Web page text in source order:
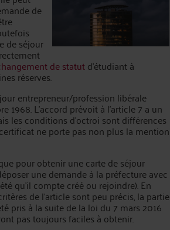
de
de séjour
de statutd’étudiant à
réserves.
entrepreneur/profession libérale
1968. L’accord prévoit à l’article 7 a un
les conditions d’octroi sont différences
ne porte pas non plus la mention
pour obtenir une carte de séjour
une demande à la préfecture avec
qu’il compte créé ou rejoindre). En
de l’article sont peu précis, la partie
pris à la suite de la loi du 7 mars 2016
pas toujours faciles à obtenir.